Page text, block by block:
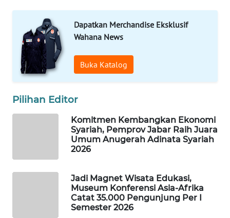
Dapatkan Merchandise Eksklusif
Wahana News
Buka Katalog
Pilihan Editor
Komitmen Kembangkan Ekonomi
Syariah, Pemprov Jabar Raih Juara
Umum Anugerah Adinata Syariah
2026
Jadi Magnet Wisata Edukasi,
Museum Konferensi Asia-Afrika
Catat 35.000 Pengunjung Per I
Semester 2026
MARTABAT
NET
PLN
WATCH
MKLI
LKKI